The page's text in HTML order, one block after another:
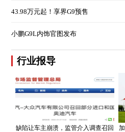
43.98万元起！享界G9预售
小鹏G9L内饰官图发布
行业报导
缺陷让车主崩溃，监管介入调查召回